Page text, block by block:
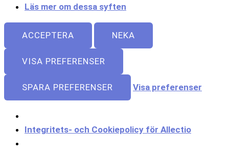
Läs mer om dessa syften
ACCEPTERA NEKA
VISA PREFERENSER
SPARA PREFERENSER Visa preferenser
Integritets- och Cookiepolicy för Allectio